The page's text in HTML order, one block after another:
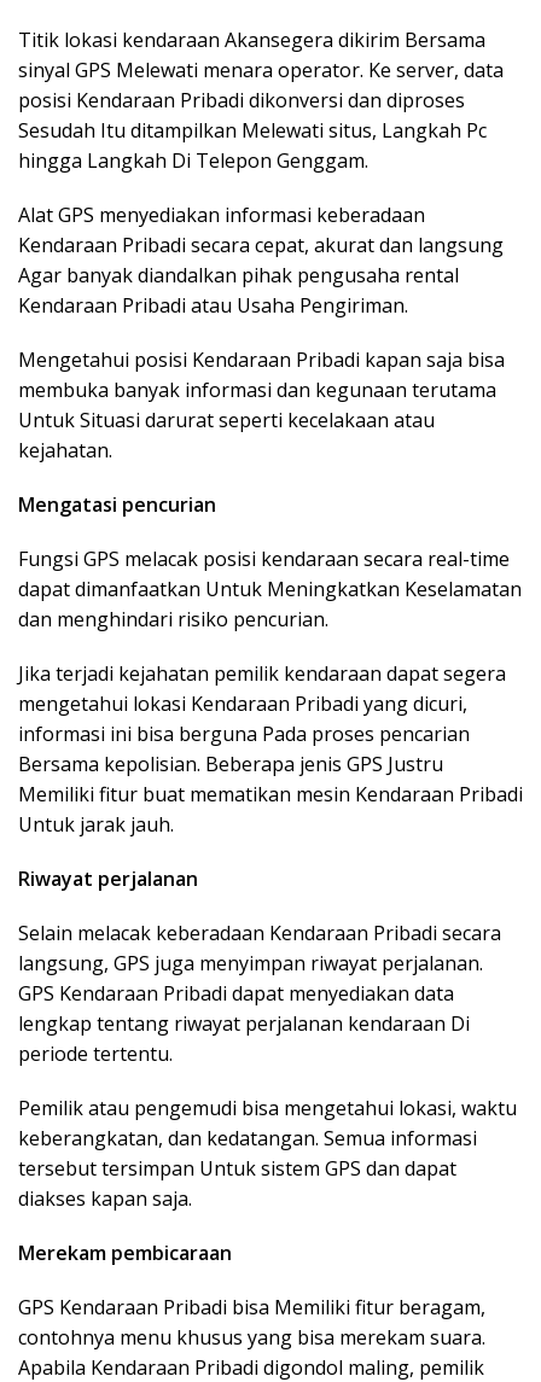
Titik lokasi kendaraan Akansegera dikirim Bersama
sinyal GPS Melewati menara operator. Ke server, data
posisi Kendaraan Pribadi dikonversi dan diproses
Sesudah Itu ditampilkan Melewati situs, Langkah Pc
hingga Langkah Di Telepon Genggam.
Alat GPS menyediakan informasi keberadaan
Kendaraan Pribadi secara cepat, akurat dan langsung
Agar banyak diandalkan pihak pengusaha rental
Kendaraan Pribadi atau Usaha Pengiriman.
Mengetahui posisi Kendaraan Pribadi kapan saja bisa
membuka banyak informasi dan kegunaan terutama
Untuk Situasi darurat seperti kecelakaan atau
kejahatan.
Mengatasi pencurian
Fungsi GPS melacak posisi kendaraan secara real-time
dapat dimanfaatkan Untuk Meningkatkan Keselamatan
dan menghindari risiko pencurian.
Jika terjadi kejahatan pemilik kendaraan dapat segera
mengetahui lokasi Kendaraan Pribadi yang dicuri,
informasi ini bisa berguna Pada proses pencarian
Bersama kepolisian. Beberapa jenis GPS Justru
Memiliki fitur buat mematikan mesin Kendaraan Pribadi
Untuk jarak jauh.
Riwayat perjalanan
Selain melacak keberadaan Kendaraan Pribadi secara
langsung, GPS juga menyimpan riwayat perjalanan.
GPS Kendaraan Pribadi dapat menyediakan data
lengkap tentang riwayat perjalanan kendaraan Di
periode tertentu.
Pemilik atau pengemudi bisa mengetahui lokasi, waktu
keberangkatan, dan kedatangan. Semua informasi
tersebut tersimpan Untuk sistem GPS dan dapat
diakses kapan saja.
Merekam pembicaraan
GPS Kendaraan Pribadi bisa Memiliki fitur beragam,
contohnya menu khusus yang bisa merekam suara.
Apabila Kendaraan Pribadi digondol maling, pemilik